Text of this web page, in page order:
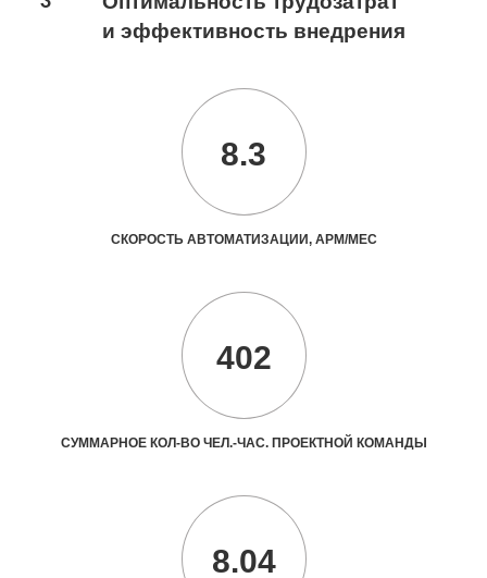
и эффективность внедрения
8.3
СКОРОСТЬ АВТОМАТИЗАЦИИ, АРМ/МЕС
402
СУММАРНОЕ КОЛ-ВО ЧЕЛ.-ЧАС. ПРОЕКТНОЙ КОМАНДЫ
8.04